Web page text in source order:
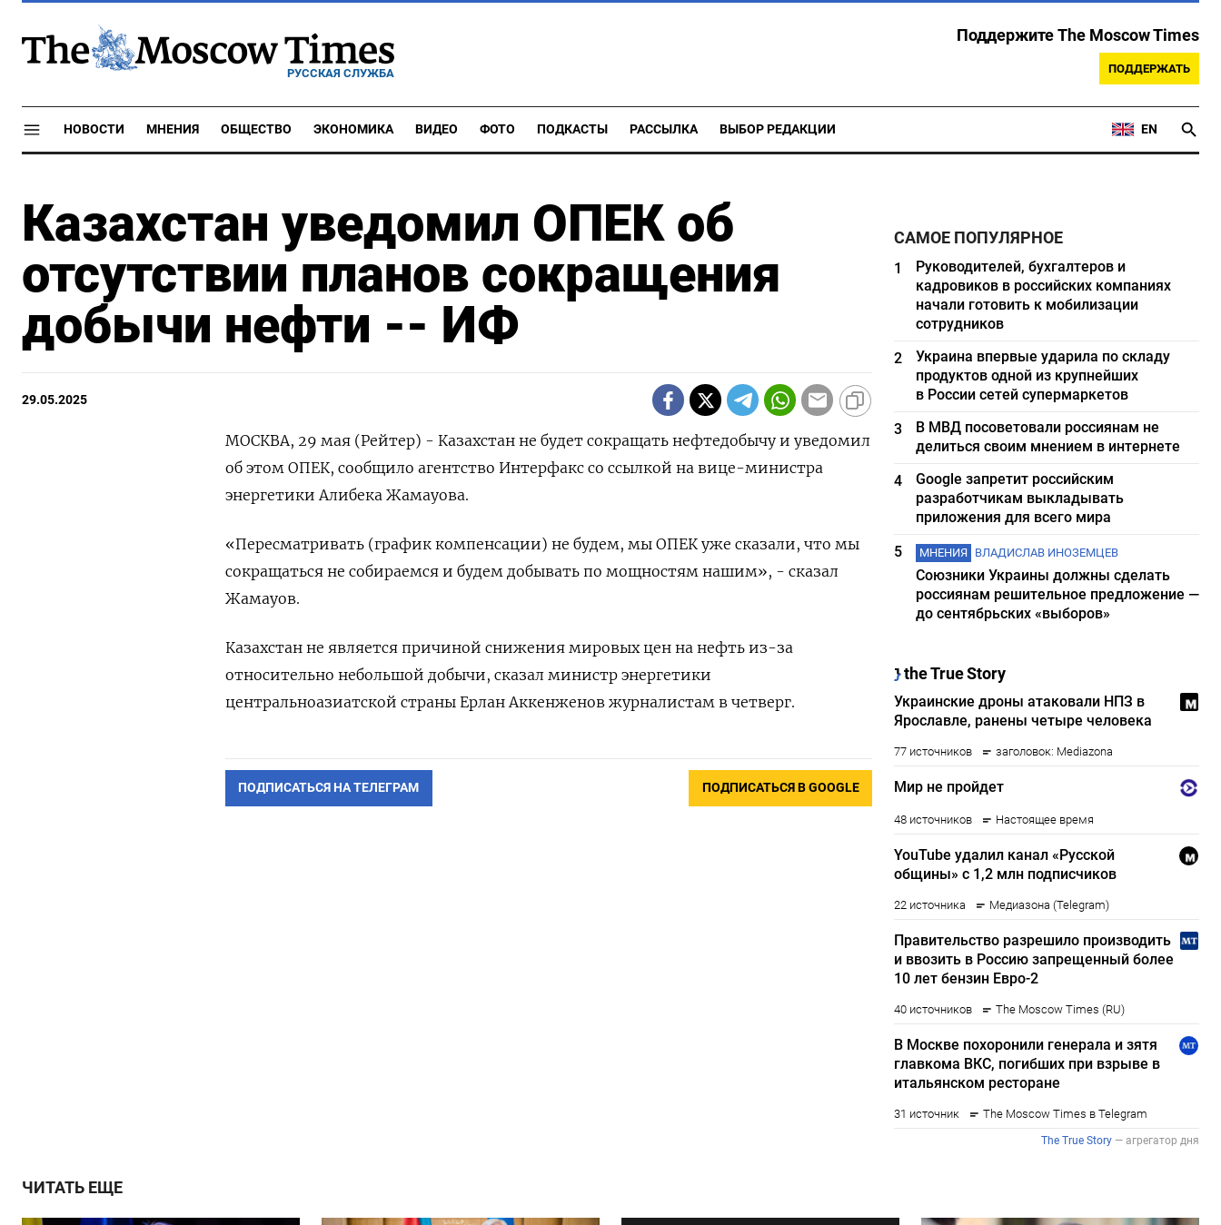
РУССКАЯ СЛУЖБА
Поддержите The Moscow Times
ПОДДЕРЖАТЬ
НОВОСТИ МНЕНИЯ ОБЩЕСТВО ЭКОНОМИКА ВИДЕО ФОТО ПОДКАСТЫ РАССЫЛКА ВЫБОР РЕДАКЦИИ EN
Казахстан уведомил ОПЕК об
отсутствии планов сокращения
добычи нефти -- ИФ
29.05.2025
МОСКВА, 29 мая (Рейтер) - Казахстан не будет сокращать нефтедобычу и уведомил
об этом ОПЕК, сообщило агентство Интерфакс со ссылкой на вице-министра
энергетики Алибека Жамауова.
«Пересматривать (график компенсации) не будем, мы ОПЕК уже сказали, что мы
сокращаться не собираемся и будем добывать по мощностям нашим», - сказал
Жамауов.
Казахстан не является причиной снижения мировых цен на нефть из-за
относительно небольшой добычи, сказал министр энергетики
центральноазиатской страны Ерлан Аккенженов журналистам в четверг.
ПОДПИСАТЬСЯ НА ТЕЛЕГРАМ ПОДПИСАТЬСЯ В GOOGLE
САМОЕ ПОПУЛЯРНОЕ
1
Руководителей, бухгалтеров и
кадровиков в российских компаниях
начали готовить к мобилизации
сотрудников
2
Украина впервые ударила по складу
продуктов одной из крупнейших
в России сетей супермаркетов
3
В МВД посоветовали россиянам не
делиться своим мнением в интернете
4
Google запретит российским
разработчикам выкладывать
приложения для всего мира
5
МНЕНИЯ ВЛАДИСЛАВ ИНОЗЕМЦЕВ
Союзники Украины должны сделать
россиянам решительное предложение —
до сентябрьских «выборов»
ЧИТАТЬ ЕЩЕ